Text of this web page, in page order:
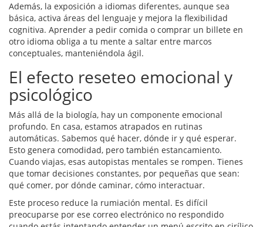
Además, la exposición a idiomas diferentes, aunque sea
básica, activa áreas del lenguaje y mejora la flexibilidad
cognitiva. Aprender a pedir comida o comprar un billete en
otro idioma obliga a tu mente a saltar entre marcos
conceptuales, manteniéndola ágil.
El efecto reseteo emocional y
psicológico
Más allá de la biología, hay un componente emocional
profundo. En casa, estamos atrapados en rutinas
automáticas. Sabemos qué hacer, dónde ir y qué esperar.
Esto genera comodidad, pero también estancamiento.
Cuando viajas, esas autopistas mentales se rompen. Tienes
que tomar decisiones constantes, por pequeñas que sean:
qué comer, por dónde caminar, cómo interactuar.
Este proceso reduce la rumiación mental. Es difícil
preocuparse por ese correo electrónico no respondido